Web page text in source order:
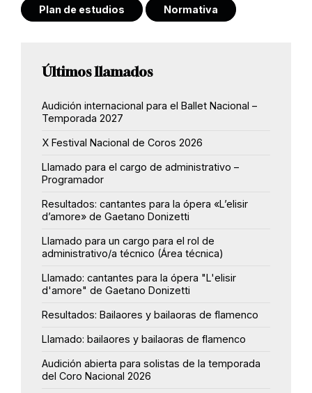
Plan de estudios Normativa
Últimos llamados
Audición internacional para el Ballet Nacional –
Temporada 2027
X Festival Nacional de Coros 2026
Llamado para el cargo de administrativo –
Programador
Resultados: cantantes para la ópera «L’elisir
d’amore» de Gaetano Donizetti
Llamado para un cargo para el rol de
administrativo/a técnico (Área técnica)
Llamado: cantantes para la ópera "L'elisir
d'amore" de Gaetano Donizetti
Resultados: Bailaores y bailaoras de flamenco
Llamado: bailaores y bailaoras de flamenco
Audición abierta para solistas de la temporada
del Coro Nacional 2026